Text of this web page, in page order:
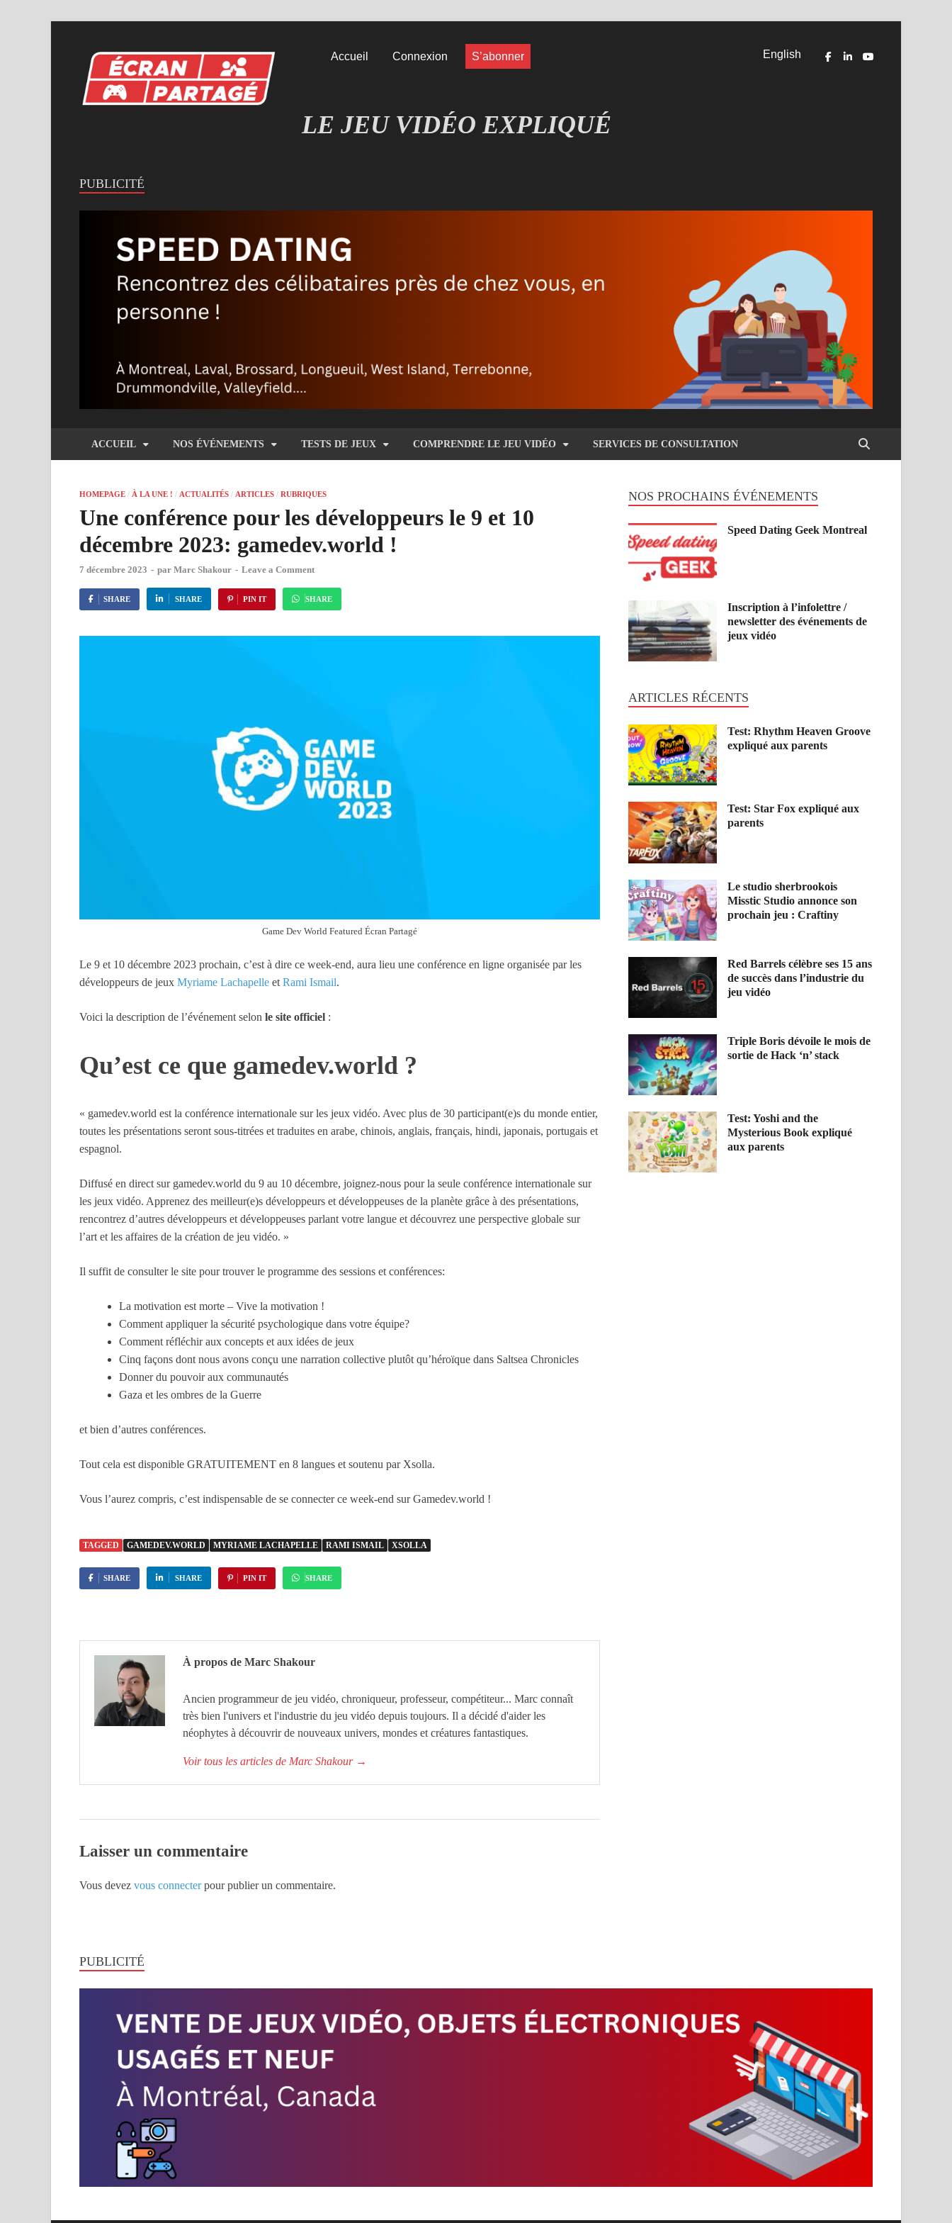
Accueil Connexion S’abonner English
MIEUX COMPRENDRE LES JEUX VIDÉO
LE JEU VIDÉO EXPLIQUÉ
PUBLICITÉ
ACCUEIL NOS ÉVÉNEMENTS TESTS DE JEUX COMPRENDRE LE JEU VIDÉO SERVICES DE CONSULTATION
HOMEPAGE / À LA UNE ! / ACTUALITÉS / ARTICLES / RUBRIQUES
Une conférence pour les développeurs le 9 et 10
décembre 2023: gamedev.world !
7 décembre 2023 - par Marc Shakour - Leave a Comment
SHARE SHARE PIN IT SHARE
Game Dev World Featured Écran Partagé
Le 9 et 10 décembre 2023 prochain, c’est à dire ce week-end, aura lieu une conférence en ligne organisée par les
développeurs de jeux Myriame Lachapelle et Rami Ismail.
Voici la description de l’événement selon le site officiel :
Qu’est ce que gamedev.world ?
« gamedev.world est la conférence internationale sur les jeux vidéo. Avec plus de 30 participant(e)s du monde entier,
toutes les présentations seront sous-titrées et traduites en arabe, chinois, anglais, français, hindi, japonais, portugais et
espagnol.
Diffusé en direct sur gamedev.world du 9 au 10 décembre, joignez-nous pour la seule conférence internationale sur
les jeux vidéo. Apprenez des meilleur(e)s développeurs et développeuses de la planète grâce à des présentations,
rencontrez d’autres développeurs et développeuses parlant votre langue et découvrez une perspective globale sur
l’art et les affaires de la création de jeu vidéo. »
Il suffit de consulter le site pour trouver le programme des sessions et conférences:
La motivation est morte – Vive la motivation !
Comment appliquer la sécurité psychologique dans votre équipe?
Comment réfléchir aux concepts et aux idées de jeux
Cinq façons dont nous avons conçu une narration collective plutôt qu’héroïque dans Saltsea Chronicles
Donner du pouvoir aux communautés
Gaza et les ombres de la Guerre
et bien d’autres conférences.
Tout cela est disponible GRATUITEMENT en 8 langues et soutenu par Xsolla.
Vous l’aurez compris, c’est indispensable de se connecter ce week-end sur Gamedev.world !
TAGGED GAMEDEV.WORLD MYRIAME LACHAPELLE RAMI ISMAIL XSOLLA
SHARE SHARE PIN IT SHARE
À propos de Marc Shakour
Ancien programmeur de jeu vidéo, chroniqueur, professeur, compétiteur... Marc connaît
très bien l'univers et l'industrie du jeu vidéo depuis toujours. Il a décidé d'aider les
néophytes à découvrir de nouveaux univers, mondes et créatures fantastiques.
Voir tous les articles de Marc Shakour →
Laisser un commentaire
Vous devez vous connecterpour publier un commentaire.
NOS PROCHAINS ÉVÉNEMENTS
Speed Dating Geek Montreal
Inscription à l’infolettre /
newsletter des événements de
jeux vidéo
ARTICLES RÉCENTS
Test: Rhythm Heaven Groove
expliqué aux parents
Test: Star Fox expliqué aux
parents
Le studio sherbrookois
Misstic Studio annonce son
prochain jeu : Craftiny
Red Barrels célèbre ses 15 ans
de succès dans l’industrie du
jeu vidéo
Triple Boris dévoile le mois de
sortie de Hack ‘n’ stack
Test: Yoshi and the
Mysterious Book expliqué
aux parents
PUBLICITÉ